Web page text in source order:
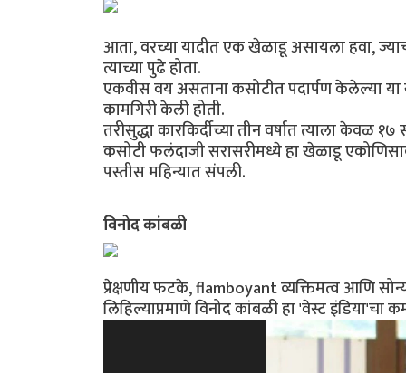
आता, वरच्या यादीत एक खेळाडू असायला हवा,
त्याच्या पुढे होता.
एकवीस वय असताना कसोटीत पदार्पण केलेल्या
कामगिरी केली होती.
तरीसुद्धा कारकिर्दीच्या तीन वर्षात त्याला केवळ
कसोटी फलंदाजी सरासरीमध्ये हा खेळाडू
पस्तीस महिन्यात संपली.
विनोद कांबळी
प्रेक्षणीय फटके, flamboyant व्यक्तिमत्व आणि
लिहिल्याप्रमाणे विनोद कांबळी हा 'वेस्ट